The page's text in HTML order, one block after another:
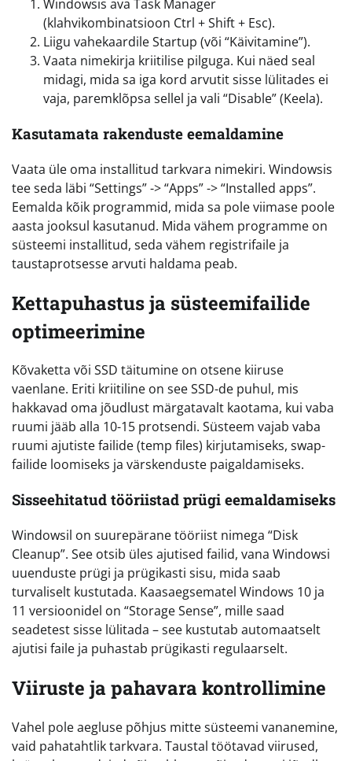
Windowsis ava Task Manager
(klahvikombinatsioon Ctrl + Shift + Esc).
Liigu vahekaardile Startup (või “Käivitamine”).
Vaata nimekirja kriitilise pilguga. Kui näed seal
midagi, mida sa iga kord arvutit sisse lülitades ei
vaja, paremklõpsa sellel ja vali “Disable” (Keela).
Kasutamata rakenduste eemaldamine
Vaata üle oma installitud tarkvara nimekiri. Windowsis
tee seda läbi “Settings” -> “Apps” -> “Installed apps”.
Eemalda kõik programmid, mida sa pole viimase poole
aasta jooksul kasutanud. Mida vähem programme on
süsteemi installitud, seda vähem registrifaile ja
taustaprotsesse arvuti haldama peab.
Kettapuhastus ja süsteemifailide
optimeerimine
Kõvaketta või SSD täitumine on otsene kiiruse
vaenlane. Eriti kriitiline on see SSD-de puhul, mis
hakkavad oma jõudlust märgatavalt kaotama, kui vaba
ruumi jääb alla 10-15 protsendi. Süsteem vajab vaba
ruumi ajutiste failide (temp files) kirjutamiseks, swap-
failide loomiseks ja värskenduste paigaldamiseks.
Sisseehitatud tööriistad prügi eemaldamiseks
Windowsil on suurepärane tööriist nimega “Disk
Cleanup”. See otsib üles ajutised failid, vana Windowsi
uuenduste prügi ja prügikasti sisu, mida saab
turvaliselt kustutada. Kaasaegsematel Windows 10 ja
11 versioonidel on “Storage Sense”, mille saad
seadetest sisse lülitada – see kustutab automaatselt
ajutisi faile ja puhastab prügikasti regulaarselt.
Viiruste ja pahavara kontrollimine
Vahel pole aegluse põhjus mitte süsteemi vananemine,
vaid pahatahtlik tarkvara. Taustal töötavad viirused,